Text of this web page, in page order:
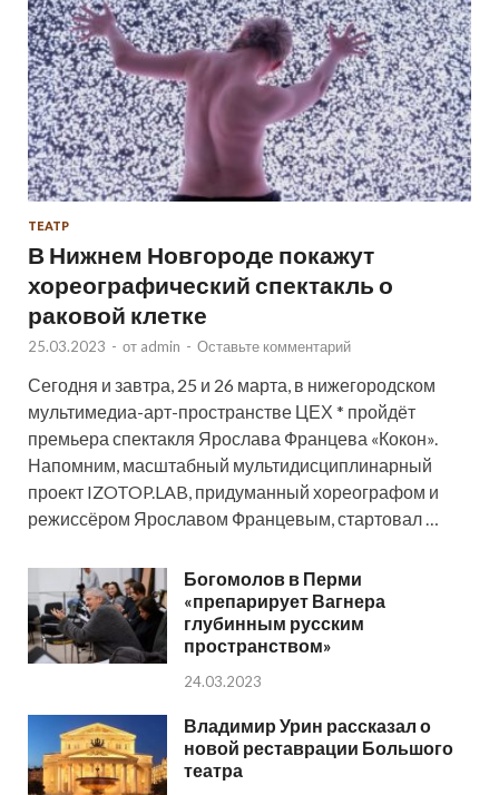
ТЕАТР
В Нижнем Новгороде покажут
хореографический спектакль о
раковой клетке
25.03.2023 - от admin - Оставьте комментарий
Сегодня и завтра, 25 и 26 марта, в нижегородском
мультимедиа-арт-пространстве ЦЕХ * пройдёт
премьера спектакля Ярослава Францева «Кокон».
Напомним, масштабный мультидисциплинарный
проект IZOTOP.LAB, придуманный хореографом и
режиссёром Ярославом Францевым, стартовал …
Богомолов в Перми
«препарирует Вагнера
глубинным русским
пространством»
24.03.2023
Владимир Урин рассказал о
новой реставрации Большого
театра